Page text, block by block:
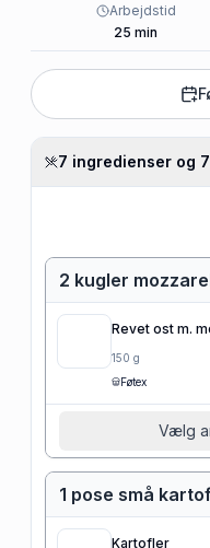
Arbejdstid
25 min
7 ingredienser og
2 kugler
Revet ost m.
150 g
Føtex
Vælg
1 pose små
Kartofler